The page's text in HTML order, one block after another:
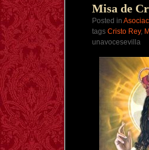
Misa de
Posted in
tags Cristo Rey,
unavocesevilla